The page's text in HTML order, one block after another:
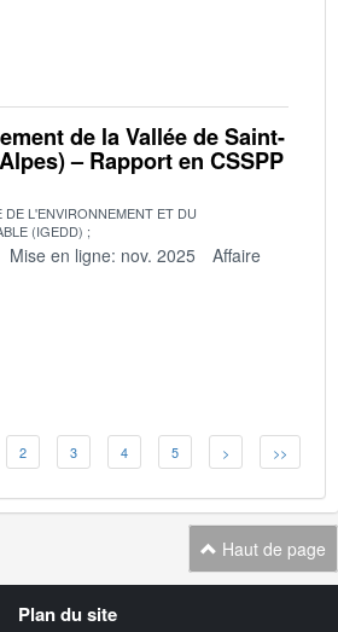
de la Vallée de Saint-
– Rapport en CSSPP
L'ENVIRONNEMENT ET DU
(IGEDD)
Mise en ligne: nov. 2025
Affaire
2 3 4 5 > >>
Haut de page
Plan du site